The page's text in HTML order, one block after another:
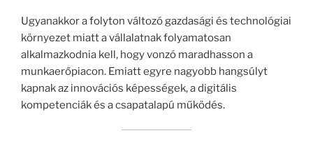
Ugyanakkor a folyton változó gazdasági és technológiai
környezet miatt a vállalatnak folyamatosan
alkalmazkodnia kell, hogy vonzó maradhasson a
munkaerőpiacon. Emiatt egyre nagyobb hangsúlyt
kapnak az innovációs képességek, a digitális
kompetenciák és a csapatalapú működés.